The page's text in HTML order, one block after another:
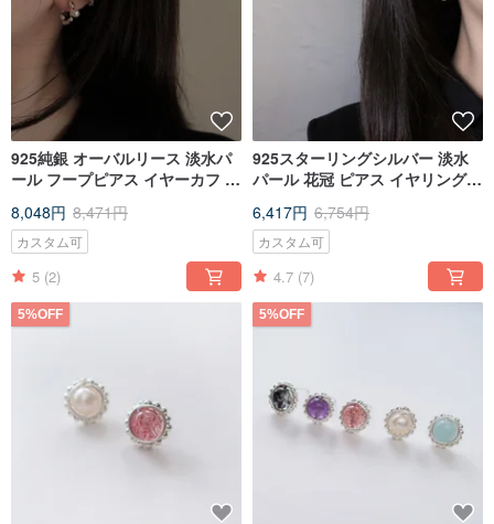
925純銀 オーバルリース 淡水パ
ール フープピアス イヤーカフ 1
8,048円 8,471円
カスタム可
5 (2)
925スターリングシルバー 淡水
パール 花冠 ピアス イヤリング
6,417円 6,754円
カスタム可
4.7 (7)
5%OFF 5%OFF